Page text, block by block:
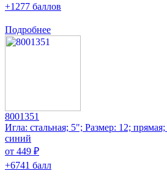
+1277 баллов
Подробнее
8001351
Игла: стальная; 5"; Размер: 12;
синий
от 449 ₽
+6741 балл